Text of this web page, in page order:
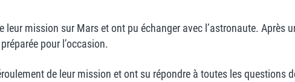
leur mission sur Mars et ont pu échanger avec l’astronaute. Après
pour l’occasion.
de leur mission et ont su répondre à toutes les questions